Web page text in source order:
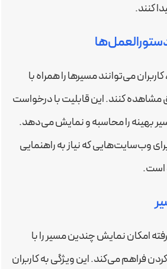
کنند.
کاربران می‌توانند مسیرها را همراه با
کنند. این قابلیت با درخواست
بهینه را محاسبه و نمایش می‌دهد.
وب‌سایت‌هایی که نیاز به راهنمایی
است.
امکان نمایش چندین مسیر را با
فراهم می‌کند. این ویژگی به کاربران